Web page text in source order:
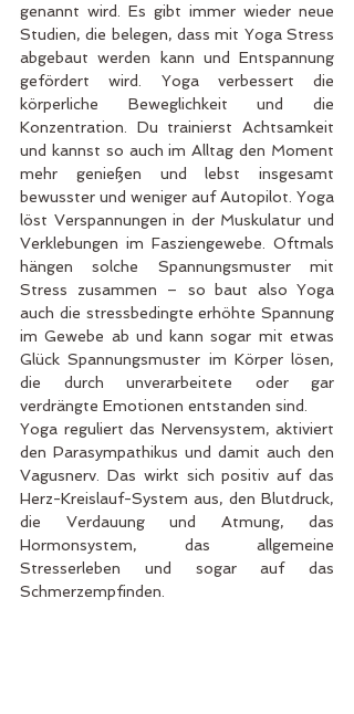
genannt wird. Es gibt immer wieder neue
Studien, die belegen, dass mit Yoga Stress
abgebaut werden kann und Entspannung
gefördert wird. Yoga verbessert die
körperliche Beweglichkeit und die
Konzentration. Du trainierst Achtsamkeit
und kannst so auch im Alltag den Moment
mehr genießen und lebst insgesamt
bewusster und weniger auf Autopilot. Yoga
löst Verspannungen in der Muskulatur und
Verklebungen im Fasziengewebe. Oftmals
hängen solche Spannungsmuster mit
Stress zusammen – so baut also Yoga
auch die stressbedingte erhöhte Spannung
im Gewebe ab und kann sogar mit etwas
Glück Spannungsmuster im Körper lösen,
die durch unverarbeitete oder gar
verdrängte Emotionen entstanden sind.
Yoga reguliert das Nervensystem, aktiviert
den Parasympathikus und damit auch den
Vagusnerv. Das wirkt sich positiv auf das
Herz-Kreislauf-System aus, den Blutdruck,
die Verdauung und Atmung, das
Hormonsystem, das allgemeine
Stresserleben und sogar auf das
Schmerzempfinden.